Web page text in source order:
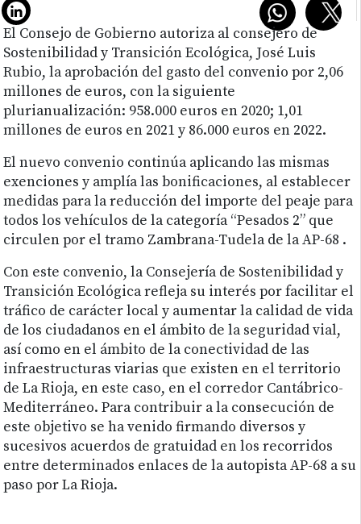
El Consejo de Gobierno autoriza al consejero de
Sostenibilidad y Transición Ecológica, José Luis
Rubio, la aprobación del gasto del convenio por 2,06
millones de euros, con la siguiente
plurianualización: 958.000 euros en 2020; 1,01
millones de euros en 2021 y 86.000 euros en 2022.
El nuevo convenio continúa aplicando las mismas
exenciones y amplía las bonificaciones, al establecer
medidas para la reducción del importe del peaje para
todos los vehículos de la categoría “Pesados 2” que
circulen por el tramo Zambrana-Tudela de la AP-68 .
Con este convenio, la Consejería de Sostenibilidad y
Transición Ecológica refleja su interés por facilitar el
tráfico de carácter local y aumentar la calidad de vida
de los ciudadanos en el ámbito de la seguridad vial,
así como en el ámbito de la conectividad de las
infraestructuras viarias que existen en el territorio
de La Rioja, en este caso, en el corredor Cantábrico-
Mediterráneo. Para contribuir a la consecución de
este objetivo se ha venido firmando diversos y
sucesivos acuerdos de gratuidad en los recorridos
entre determinados enlaces de la autopista AP-68 a su
paso por La Rioja.